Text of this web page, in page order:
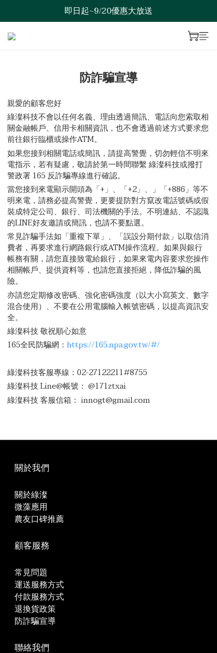
歡迎來到綠澯科技
即日起~9/20優惠大放送
防詐騙宣導
親愛的顧客您好
綠澯科技不會以任何名義、理由透過簡訊、電話向您索取相
關金融帳戶、信用卡相關資訊，也不會透過前述方式要求您
前往銀行臨櫃或操作ATM。
如果您接到相關電話或簡訊，請提高警覺，切勿輕信不明來
電指示，若有疑慮，敬請於第一時間聯繫綠澯科技或撥打
警政署 165 反詐騙專線進行確認。
當您接到來電顯示開頭為「+」、「+2」、」「+886」等不
明來電，請務必提高警覺，更要提防對方竄改電話號碼或假
裝成特定公司、銀行、司法機關的手法。不明連結、不認識
的LINE好友邀請或簡訊，也請不要點選。
常見詐騙手法如「重複下單」、「誤設分期付款」以取信消
費者，再要求進行網路銀行或ATM操作流程。如果與銀行
帳務有關，請您直接致電給銀行，如果來電內容要求您操作
相關帳戶、提供資料等，也請您直接拒絕，降低詐騙的風
險。
亦請您定期修改密碼、強化密碼強度（以大小寫英文、數字
混合使用）、不要在公用電腦輸入帳號密碼，以提高資訊安
全。
綠澯科技敬祝順心如意
165全民防騙網： https://165.npa.gov.tw/#/
綠澯科技客服專線：02-27122211#8755
綠澯科技Line@帳號： @171ztxai
綠澯科技客服信箱： innogt@gmail.com
關於我們
關於綠澯
微藻應用
農友口碑推薦
顧客服務
常見問題
運送服務方式
付款服務方式
退換貨政策
防詐騙宣導
聯絡我們